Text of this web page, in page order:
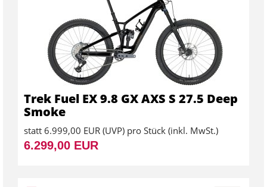
Trek Fuel EX 9.8 GX AXS S 27.5 Deep
Smoke
statt 6.999,00 EUR (UVP) pro Stück (inkl. MwSt.)
6.299,00 EUR